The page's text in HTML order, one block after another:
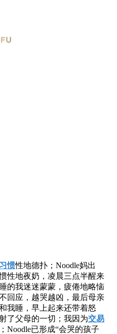
习惯性地德扑；Noodle妈出
性地夜奶，凌晨三点半醒来
的我迷迷蒙蒙，疲倦地略恼
回应，越哭越凶，最后母亲
我睡，早上起来还带着怒
了父母的一切；我因为交易
Noodle已形成“会哭的孩子